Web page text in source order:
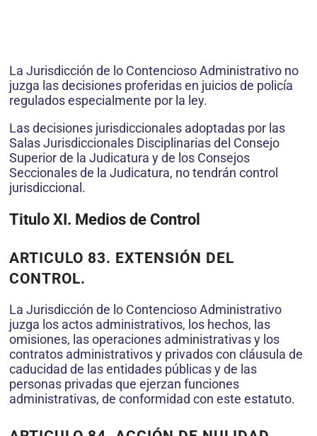
La Jurisdicción de lo Contencioso Administrativo no
juzga las decisiones proferidas en juicios de policía
regulados especialmente por la ley.
Las decisiones jurisdiccionales adoptadas por las
Salas Jurisdiccionales Disciplinarias del Consejo
Superior de la Judicatura y de los Consejos
Seccionales de la Judicatura, no tendrán control
jurisdiccional.
Titulo XI. Medios de Control
ARTICULO 83. EXTENSIÓN DEL
CONTROL.
La Jurisdicción de lo Contencioso Administrativo
juzga los actos administrativos, los hechos, las
omisiones, las operaciones administrativas y los
contratos administrativos y privados con cláusula de
caducidad de las entidades públicas y de las
personas privadas que ejerzan funciones
administrativas, de conformidad con este estatuto.